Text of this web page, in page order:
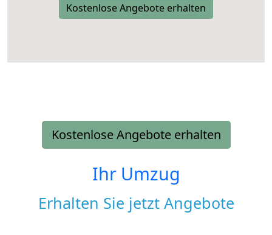
Kostenlose Angebote erhalten
Kostenlose Angebote erhalten
Ihr Umzug
Erhalten Sie jetzt Angebote